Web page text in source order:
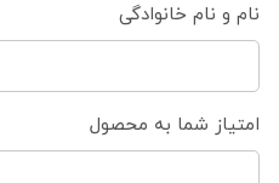
نام و نام خانوادگی
امتیاز شما به محصول